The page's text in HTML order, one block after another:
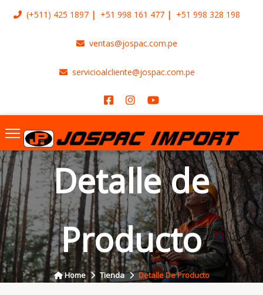
(+511) 425 1897 +51 998 161 477 +51 998 328 198
ventas@jospac.com.pe
servicioalcliente@jospac.com.pe
Detalle de
Producto
Home Tienda Detalle De Producto